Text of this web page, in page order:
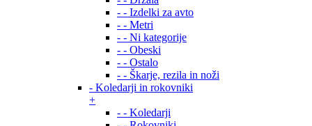
- - Izdelki za avto
- - Metri
- - Ni kategorije
- - Obeski
- - Ostalo
- - Škarje, rezila in noži
- Koledarji in rokovniki
+
- - Koledarji